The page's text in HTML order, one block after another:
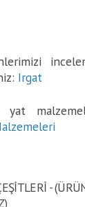
Irgat
-